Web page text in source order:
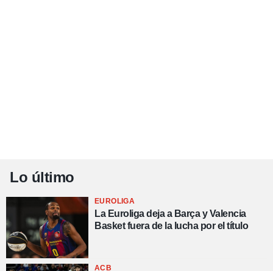
Lo último
EUROLIGA
La Euroliga deja a Barça y Valencia
Basket fuera de la lucha por el título
ACB